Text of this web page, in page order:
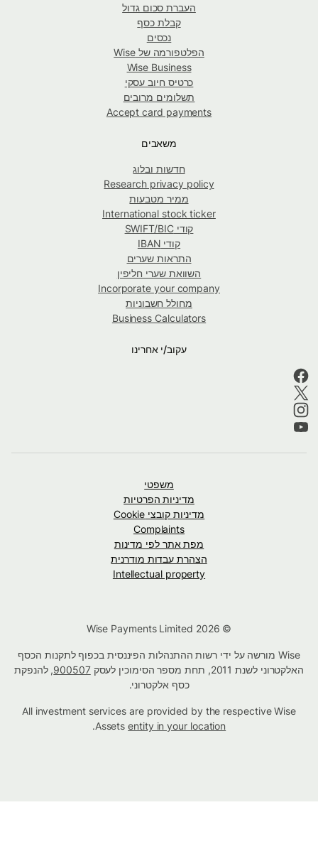
העברת סכום גדול
קבלת כסף
נכסים
הפלטפורמה של Wise
Wise Business
כרטיס חיוב עסקי
תשלומים מרובים
Accept card payments
משאבים
חדשות ובלוג
Research privacy policy
ממיר מטבעות
International stock ticker
קודי SWIFT/BIC
קודי IBAN
התראות שערים
השוואת שערי חליפין
Incorporate your company
מחולל חשבוניות
Business Calculators
עקוב/י אחרינו
משפטי
מדיניות הפרטיות
מדיניות קובצי Cookie
Complaints
מפת אתר לפי מדינות
הצהרת עבדות מודרנית
Intellectual property
Wise מורשה על ידי רשות ההתנהלות הפיננסית בכפוף לתקנות הכסף
האלקטרוני לשנת 2011, תחת מספר הסימוכין לעסק
900507, להנפקת
כסף אלקטרוני.
All investment services are provided by the respective Wise
Assetsentity in your location
.